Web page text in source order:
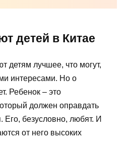
детей в Китае
детям лучшее, что могут,
интересами. Но о
Ребенок – это
должен оправдать
безусловно, любят. И
от него высоких